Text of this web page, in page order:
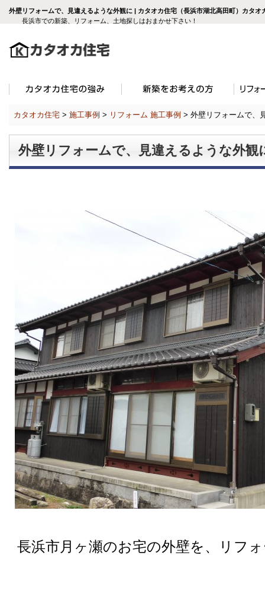
外壁リフォームで、見違えるような外観に | カタオカ住宅（長浜市湖北高田町）カタオ
長浜市での新築、リフォーム、土地探しはおまかせ下さい！
カタオカ住宅 > 施工事例 > リフォーム 施工事例 > 外壁リフォームで、
外壁リフォームで、見違えるような外観
長浜市月ヶ瀬のお宅の外壁を、リフ